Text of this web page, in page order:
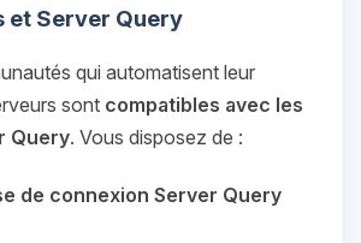
et Server Query
qui automatisent leur
sont compatibles avec les
Query. Vous disposez de :
de connexion Server Query